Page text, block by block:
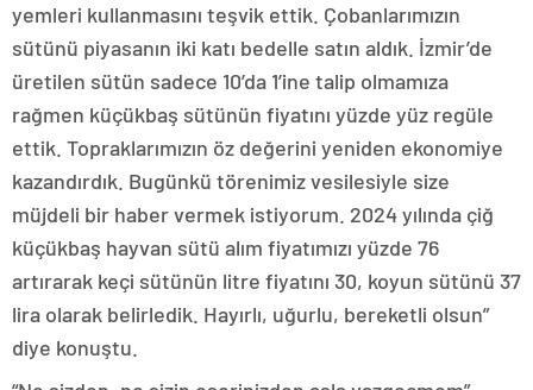
yemleri kullanmasını teşvik ettik. Çobanlarımızın
sütünü piyasanın iki katı bedelle satın aldık. İzmir’de
üretilen sütün sadece 10’da 1’ine talip olmamıza
rağmen küçükbaş sütünün fiyatını yüzde yüz regüle
ettik. Topraklarımızın öz değerini yeniden ekonomiye
kazandırdık. Bugünkü törenimiz vesilesiyle size
müjdeli bir haber vermek istiyorum. 2024 yılında çiğ
küçükbaş hayvan sütü alım fiyatımızı yüzde 76
artırarak keçi sütünün litre fiyatını 30, koyun sütünü 37
lira olarak belirledik. Hayırlı, uğurlu, bereketli olsun”
diye konuştu.